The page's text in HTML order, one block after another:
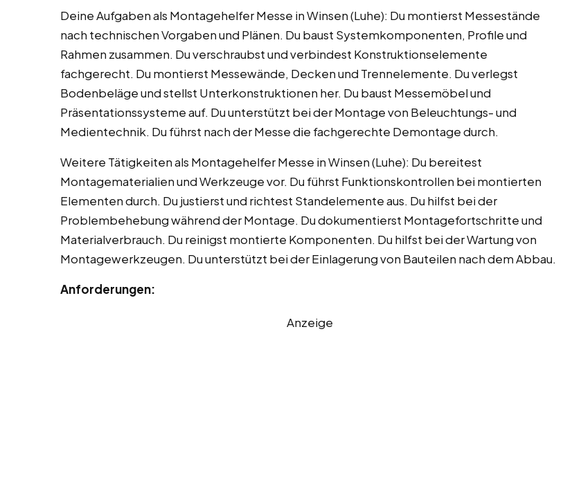
Deine Aufgaben als Montagehelfer Messe in Winsen (Luhe): Du montierst Messestände
nach technischen Vorgaben und Plänen. Du baust Systemkomponenten, Profile und
Rahmen zusammen. Du verschraubst und verbindest Konstruktionselemente
fachgerecht. Du montierst Messewände, Decken und Trennelemente. Du verlegst
Bodenbeläge und stellst Unterkonstruktionen her. Du baust Messemöbel und
Präsentationssysteme auf. Du unterstützt bei der Montage von Beleuchtungs- und
Medientechnik. Du führst nach der Messe die fachgerechte Demontage durch.
Weitere Tätigkeiten als Montagehelfer Messe in Winsen (Luhe): Du bereitest
Montagematerialien und Werkzeuge vor. Du führst Funktionskontrollen bei montierten
Elementen durch. Du justierst und richtest Standelemente aus. Du hilfst bei der
Problembehebung während der Montage. Du dokumentierst Montagefortschritte und
Materialverbrauch. Du reinigst montierte Komponenten. Du hilfst bei der Wartung von
Montagewerkzeugen. Du unterstützt bei der Einlagerung von Bauteilen nach dem Abbau.
Anforderungen:
Anzeige